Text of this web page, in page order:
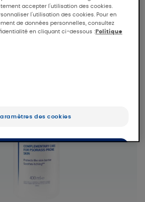
accepter l'utilisation des cookies.
l'utilisation des cookies. Pour en
de données personnelles, consultez
en cliquant ci-dessous : Politique
des cookies
OK